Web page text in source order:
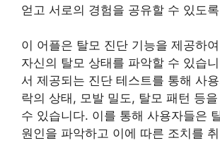
얻고 서로의 경험을 공유할 수 있도
이 어플은 탈모 진단 기능을 제공하
자신의 탈모 상태를 파악할 수 있습
서 제공되는 진단 테스트를 통해 사
락의 상태, 모발 밀도, 탈모 패턴 등
수 있습니다. 이를 통해 사용자들은
원인을 파악하고 이에 따른 조치를